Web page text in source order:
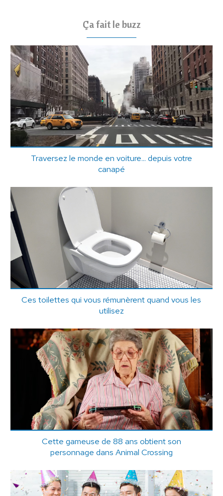
Ça fait le buzz
Traversez le monde en voiture... depuis votre
canapé
Ces toilettes qui vous rémunèrent quand vous les
utilisez
Cette gameuse de 88 ans obtient son
personnage dans Animal Crossing